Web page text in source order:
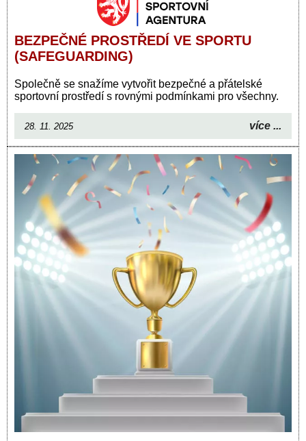
BEZPEČNÉ PROSTŘEDÍ VE SPORTU
(SAFEGUARDING)
Společně se snažíme vytvořit bezpečné a přátelské
sportovní prostředí s rovnými podmínkami pro všechny.
28. 11. 2025 více ...